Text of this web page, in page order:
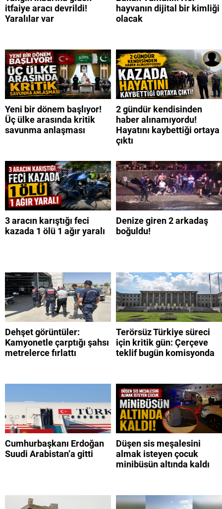
itfaiye aracı devrildi!
Yaralılar var
hayvanın dijital bir kimliği
olacak
Yeni bir dönem başlıyor!
Üç ülke arasında kritik
savunma anlaşması
2 gündür kendisinden
haber alınamıyordu!
Hayatını kaybettiği ortaya
çıktı
3 aracın karıştığı feci
kazada 1 ölü 1 ağır yaralı
Denize giren 2 arkadaş
boğuldu!
Dehşet görüntüler:
Kamyonetle çarptığı şahsı
metrelerce fırlattı
Terörsüz Türkiye süreci
için kritik gün: Çerçeve
teklif bugün komisyonda
Cumhurbaşkanı Erdoğan
Suudi Arabistan’a gitti
Düşen sis meşalesini
almak isteyen çocuk
minibüsün altında kaldı